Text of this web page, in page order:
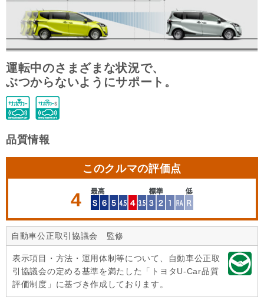
運転中のさまざまな状況で、
ぶつからないようにサポート。
品質情報
このクルマの評価点
4
自動車公正取引協議会 監修
表示項目・方法・運用体制等について、自動車公正取
引協議会の定める基準を満たした「トヨタU-Car品質
評価制度」に基づき作成しております。